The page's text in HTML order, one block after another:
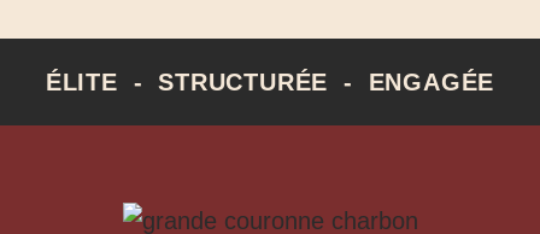
ÉLITE - STRUCTURÉE - ENGAGÉE